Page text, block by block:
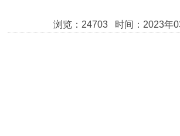
浏览：24703 时间：2023年